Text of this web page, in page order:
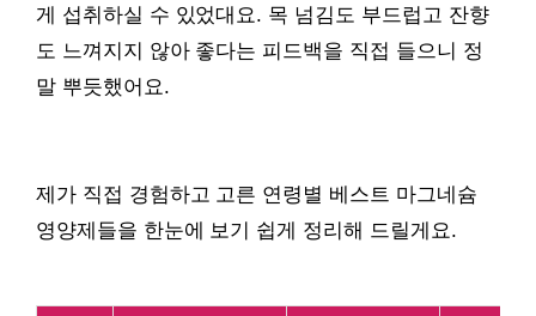
게 섭취하실 수 있었대요. 목 넘김도 부드럽고 잔향
도 느껴지지 않아 좋다는 피드백을 직접 들으니 정
말 뿌듯했어요.
제가 직접 경험하고 고른 연령별 베스트 마그네슘
영양제들을 한눈에 보기 쉽게 정리해 드릴게요.